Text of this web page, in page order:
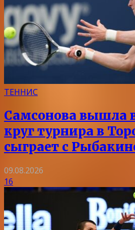
ТЕННИС
Самсонова вышла
круг турнира в
сыграет с
09.08.2026
16